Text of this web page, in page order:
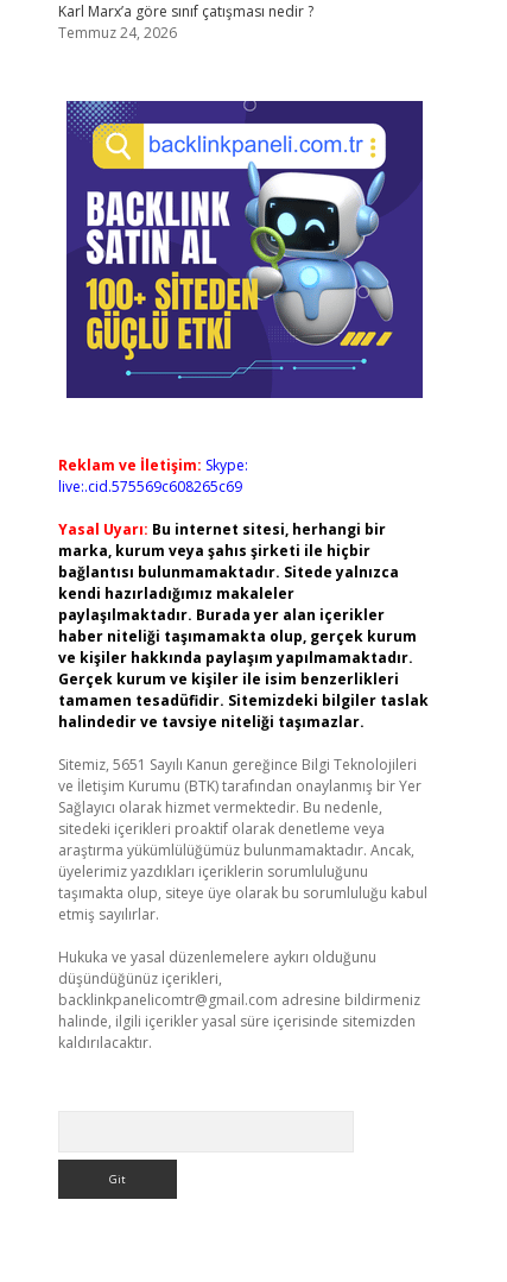
Karl Marx’a göre sınıf çatışması nedir ?
Temmuz 24, 2026
Reklam ve İletişim: Skype:
live:.cid.575569c608265c69
Yasal Uyarı: Bu internet sitesi, herhangi bir
marka, kurum veya şahıs şirketi ile hiçbir
bağlantısı bulunmamaktadır. Sitede yalnızca
kendi hazırladığımız makaleler
paylaşılmaktadır. Burada yer alan içerikler
haber niteliği taşımamakta olup, gerçek kurum
ve kişiler hakkında paylaşım yapılmamaktadır.
Gerçek kurum ve kişiler ile isim benzerlikleri
tamamen tesadüfidir. Sitemizdeki bilgiler taslak
halindedir ve tavsiye niteliği taşımazlar.
Sitemiz, 5651 Sayılı Kanun gereğince Bilgi Teknolojileri
ve İletişim Kurumu (BTK) tarafından onaylanmış bir Yer
Sağlayıcı olarak hizmet vermektedir. Bu nedenle,
sitedeki içerikleri proaktif olarak denetleme veya
araştırma yükümlülüğümüz bulunmamaktadır. Ancak,
üyelerimiz yazdıkları içeriklerin sorumluluğunu
taşımakta olup, siteye üye olarak bu sorumluluğu kabul
etmiş sayılırlar.
Hukuka ve yasal düzenlemelere aykırı olduğunu
düşündüğünüz içerikleri,
backlinkpanelicomtr@gmail.com adresine bildirmeniz
halinde, ilgili içerikler yasal süre içerisinde sitemizden
kaldırılacaktır.